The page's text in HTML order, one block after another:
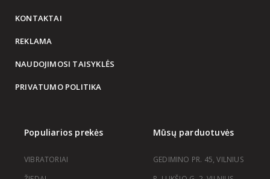
KONTAKTAI
REKLAMA
NAUDOJIMOSI TAISYKLĖS
PRIVATUMO POLITIKA
Populiarios prekės
VIBRATORIAI
Mūsų parduotuvės
GEDIMINO PR. 45, VILNIUS